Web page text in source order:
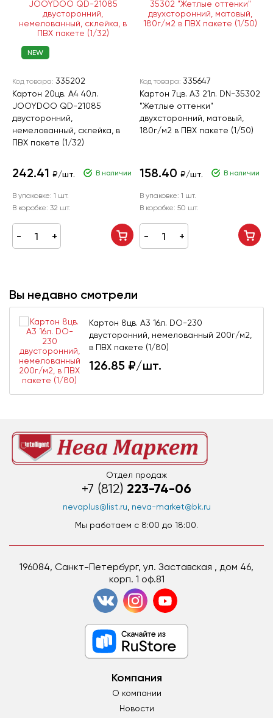
NEW
Код товара: 335202
Картон 20цв. А4 40л.
JOOYDOO QD-21085
двусторонний,
немелованный, склейка, в
ПВХ пакете (1/32)
242.41 ₽/шт. В наличии
В упаковке: 1 шт.
В коробке: 32 шт.
Код товара: 335647
Картон 7цв. А3 21л. DN-35302
"Жетлые оттенки"
двухсторонний, матовый,
180г/м2 в ПВХ пакете (1/50)
158.40 ₽/шт. В наличии
В упаковке: 1 шт.
В коробке: 50 шт.
Вы недавно смотрели
Картон 8цв. А3 16л. DO-230
двусторонний, немелованный 200г/м2,
в ПВХ пакете (1/80)
126.85 ₽/шт.
Отдел продаж
+7 (812) 223-74-06
nevaplus@list.ru neva-market@bk.ru
Мы работаем c 8:00 до 18:00.
196084, Санкт-Петербург, ул. Заставская , дом 46,
корп. 1 оф.81
Компания
О компании
Новости